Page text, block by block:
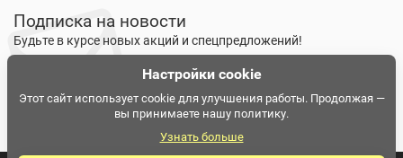
Подписка на новости
Будьте в курсе новых акций и спецпредложений!
Подписаться
Ознакомлен и согласен с условиями политики
конфиденциальности
Настройки cookie
Этот сайт использует cookie для улучшения работы. Продолжая —
вы принимаете нашу политику.
Узнать больше